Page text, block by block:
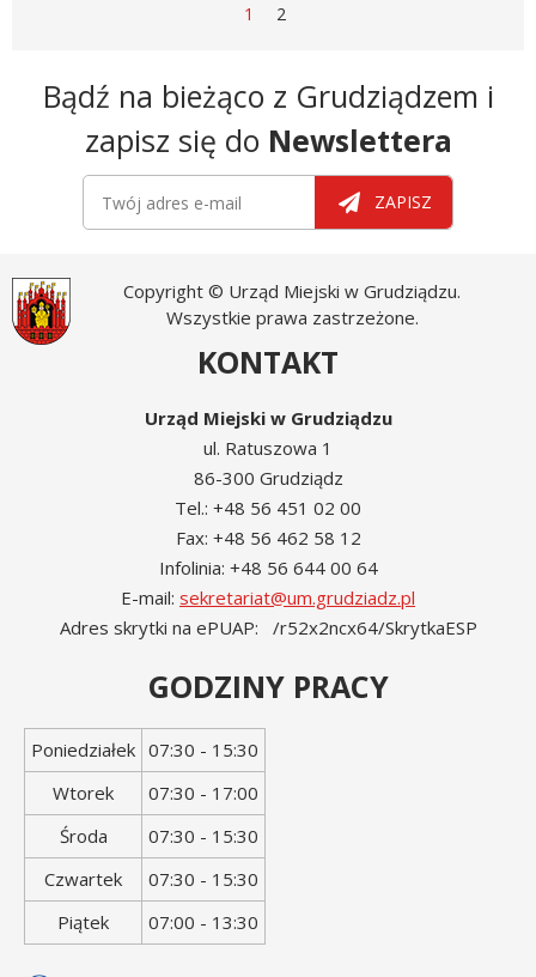
STRONA
1 STRONA
2
Newsletter
Bądź na bieżąco z Grudziądzem i
zapisz się do Newslettera
ZAPISZ
Copyright © Urząd Miejski w Grudziądzu.
Wszystkie prawa zastrzeżone.
KONTAKT
Urząd Miejski w Grudziądzu
ul. Ratuszowa 1
86-300 Grudziądz
Tel.: +48 56 451 02 00
Fax: +48 56 462 58 12
Infolinia: +48 56 644 00 64
E-mail: sekretariat@um.grudziadz.pl
Adres skrytki na ePUAP: /r52x2ncx64/SkrytkaESP
GODZINY PRACY
Dzień
tygodnia
Godziny
otwarcia
Poniedziałek 07:30 - 15:30
Wtorek
07:30 - 17:00
Środa
07:30 - 15:30
Czwartek
07:30 - 15:30
Piątek
07:00 - 13:30